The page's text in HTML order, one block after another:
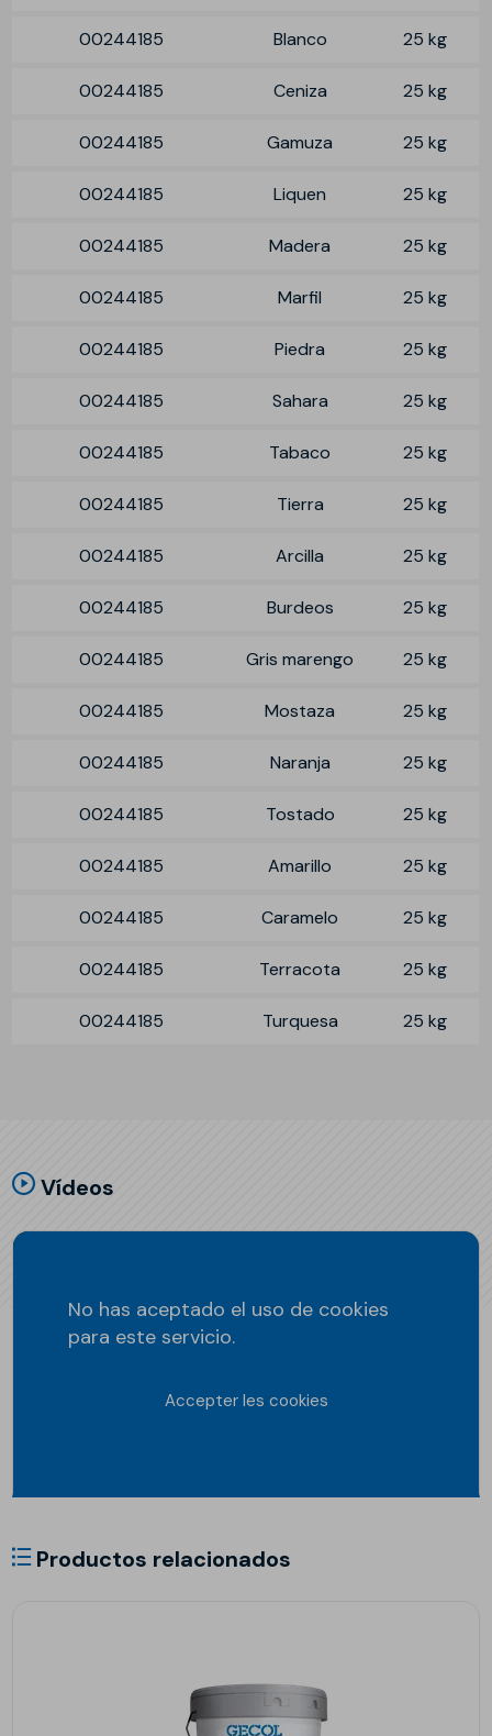
00244185 Blanco 25 kg
00244185 Ceniza 25 kg
00244185 Gamuza 25 kg
00244185 Liquen 25 kg
00244185 Madera 25 kg
00244185 Marfil 25 kg
00244185 Piedra 25 kg
00244185 Sahara 25 kg
00244185 Tabaco 25 kg
00244185 Tierra 25 kg
00244185 Arcilla 25 kg
00244185 Burdeos 25 kg
00244185 Gris marengo 25 kg
00244185 Mostaza 25 kg
00244185 Naranja 25 kg
00244185 Tostado 25 kg
00244185 Amarillo 25 kg
00244185 Caramelo 25 kg
00244185 Terracota 25 kg
00244185 Turquesa 25 kg
Vídeos
No has aceptado el uso de cookies
para este servicio.
Accepter les cookies
Productos relacionados